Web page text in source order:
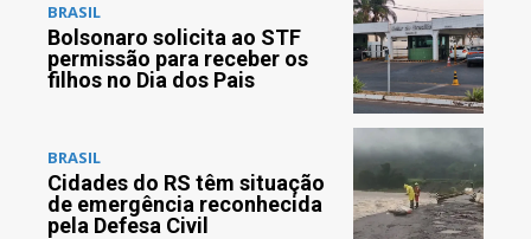
BRASIL
Bolsonaro solicita ao STF
permissão para receber os
filhos no Dia dos Pais
BRASIL
Cidades do RS têm situação
de emergência reconhecida
pela Defesa Civil